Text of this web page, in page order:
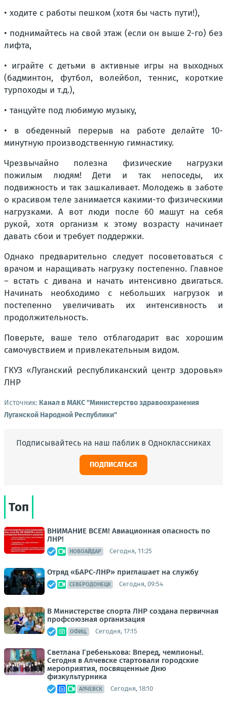
• ходите с работы пешком (хотя бы часть пути!),
• поднимайтесь на свой этаж (если он выше 2-го) без
лифта,
• играйте с детьми в активные игры на выходных
(бадминтон, футбол, волейбол, теннис, короткие
турпоходы и т.д.),
• танцуйте под любимую музыку,
• в обеденный перерыв на работе делайте 10-
минутную производственную гимнастику.
Чрезвычайно полезна физические нагрузки
пожилым людям! Дети и так непоседы, их
подвижность и так зашкаливает. Молодежь в заботе
о красивом теле занимается какими-то физическими
нагрузками. А вот люди после 60 машут на себя
рукой, хотя организм к этому возрасту начинает
давать сбои и требует поддержки.
Однако предварительно следует посоветоваться с
врачом и наращивать нагрузку постепенно. Главное
– встать с дивана и начать интенсивно двигаться.
Начинать необходимо с небольших нагрузок и
постепенно увеличивать их интенсивность и
продолжительность.
Поверьте, ваше тело отблагодарит вас хорошим
самочувствием и привлекательным видом.
ГКУЗ «Луганский республиканский центр здоровья»
ЛНР
Источник: Канал в МАКС "Министерство здравоохранения
Луганской Народной Республики"
Подписывайтесь на наш паблик в Одноклассниках
ПОДПИСАТЬСЯ
Топ
ВНИМАНИЕ ВСЕМ! Авиационная опасность по
ЛНР!
НОВОАЙДАР Сегодня, 11:25
Отряд «БАРС-ЛНР» приглашает на службу
СЕВЕРОДОНЕЦК Сегодня, 09:54
В Министерстве спорта ЛНР создана первичная
профсоюзная организация
ОФИЦ. Сегодня, 17:15
Светлана Гребенькова: Вперед, чемпионы!.
Сегодня в Алчевске стартовали городские
мероприятия, посвященные Дню
физкультурника
АЛЧЕВСК Сегодня, 18:10